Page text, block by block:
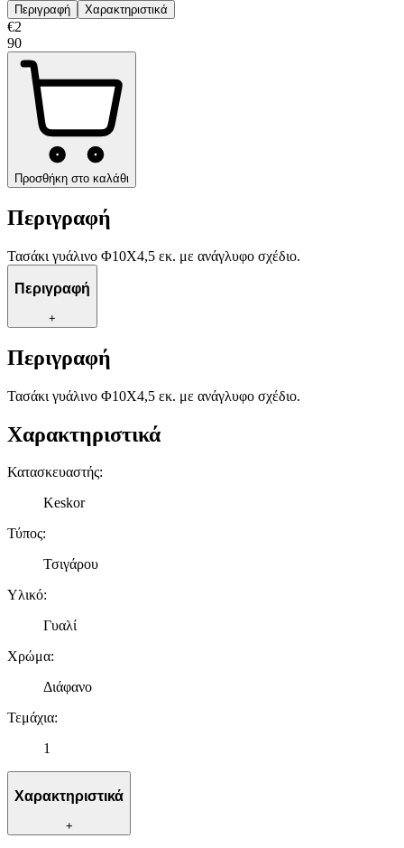
Περιγραφή Χαρακτηριστικά
€2
90
Προσθήκη στο καλάθι
Περιγραφή
Τασάκι γυάλινο Φ10Χ4,5 εκ. με ανάγλυφο σχέδιο.
Περιγραφή
+
Περιγραφή
Τασάκι γυάλινο Φ10Χ4,5 εκ. με ανάγλυφο σχέδιο.
Χαρακτηριστικά
Κατασκευαστής:
Keskor
Τύπος:
Τσιγάρου
Υλικό:
Γυαλί
Χρώμα:
Διάφανο
Τεμάχια:
1
Χαρακτηριστικά
+